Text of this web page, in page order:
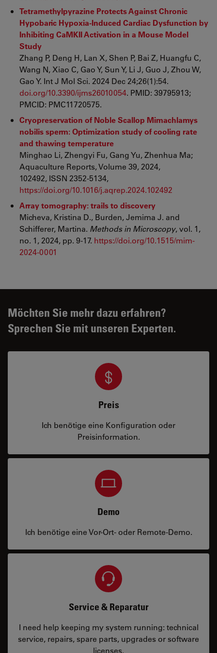
Tetramethylpyrazine Protects Against Chronic
Hypobaric Hypoxia-Induced Cardiac Dysfunction by
Inhibiting CaMKII Activation in a Mouse Model
Study
Zhang P, Deng H, Lan X, Shen P, Bai Z, Huangfu C,
Wang N, Xiao C, Gao Y, Sun Y, Li J, Guo J, Zhou W,
Gao Y. Int J Mol Sci. 2024 Dec 24;26(1):54.
doi.org/10.3390/ijms26010054. PMID: 39795913;
PMCID: PMC11720575.
Cryopreservation of Noble Scallop Mimachlamys
nobilis sperm: Optimization study of cooling rate
and thawing temperature
Minghao Li, Zhengyi Fu, Gang Yu, Zhenhua Ma;
Aquaculture Reports, Volume 39, 2024,
102492, ISSN 2352-5134,
https://doi.org/10.1016/j.aqrep.2024.102492
Array tomography: trails to discovery
Micheva, Kristina D., Burden, Jemima J. and
Schifferer, Martina. Methods in Microscopy, vol. 1,
no. 1, 2024, pp. 9-17. https://doi.org/10.1515/mim-
2024-0001
Möchten Sie mehr dazu erfahren?
Sprechen Sie mit unseren Experten.
Preis
Ich benötige eine Konfiguration oder
Preisinformation.
Demo
Ich benötige eine Vor-Ort- oder Remote-Demo.
Service & Reparatur
I need help keeping my system running: technical
service, repairs, spare parts, upgrades or software
licenses.